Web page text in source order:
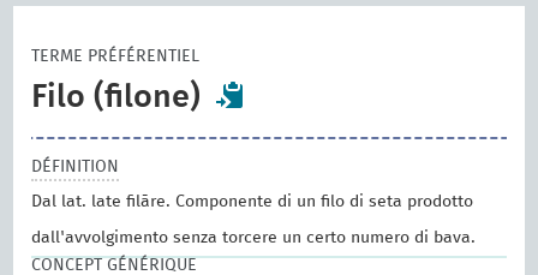
de
TERME PRÉFÉRENTIEL
Filo (filone)
DÉFINITION
Dal lat. late filāre. Componente di un filo di seta prodotto
dall'avvolgimento senza torcere un certo numero di bava.
CONCEPT GÉNÉRIQUE